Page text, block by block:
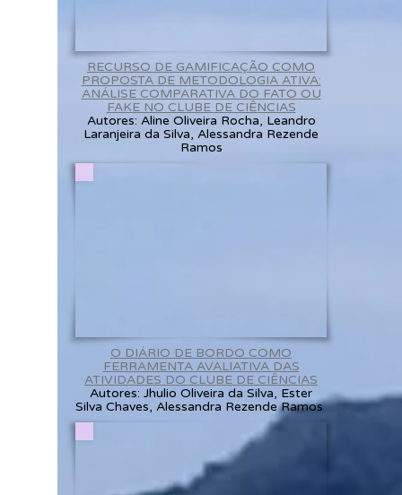
RECURSO DE GAMIFICAÇÃO COMO
PROPOSTA DE METODOLOGIA ATIVA:
ANÁLISE COMPARATIVA DO FATO OU
FAKE NO CLUBE DE CIÊNCIAS
Autores: Aline Oliveira Rocha, Leandro
Laranjeira da Silva, Alessandra Rezende
Ramos
O DIÁRIO DE BORDO COMO
FERRAMENTA AVALIATIVA DAS
ATIVIDADES DO CLUBE DE CIÊNCIAS
Autores: Jhulio Oliveira da Silva, Ester
Silva Chaves, Alessandra Rezende Ramos